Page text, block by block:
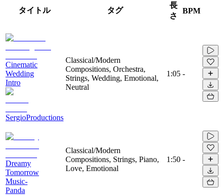
タイトル タグ
長
さ
BPM
Cinematic
Wedding
Intro
SergioProductions
Classical/Modern
Compositions, Orchestra,
Strings, Wedding, Emotional,
Neutral
1:05 -
Dreamy
Tomorrow
Music-
Panda
Classical/Modern
Compositions, Strings, Piano,
Love, Emotional
1:50 -